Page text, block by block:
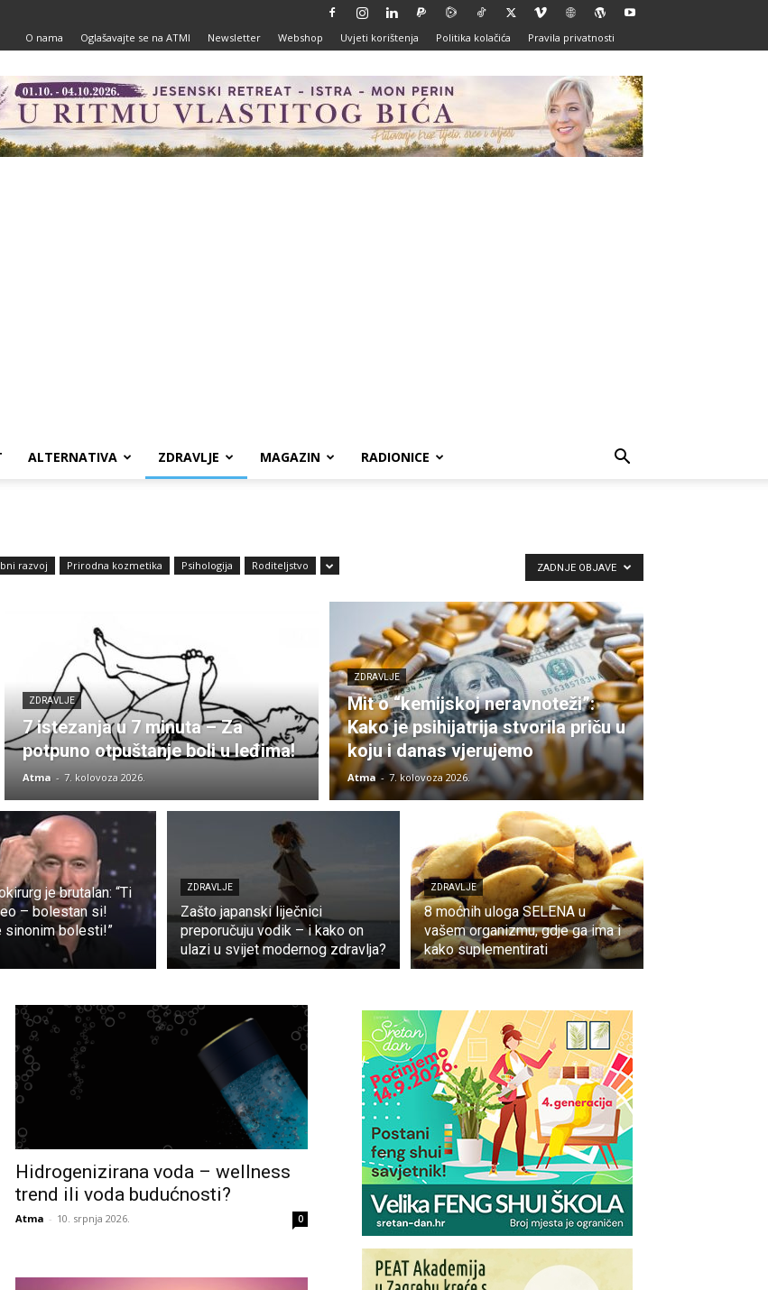
O nama Oglašavajte se na ATMI Newsletter Webshop Uvjeti korištenja Politika kolačića Pravila privatnosti
ALTERNATIVA ZDRAVLJE MAGAZIN RADIONICE
razvoj Prirodna kozmetika Psihologija Roditeljstvo ZADNJE OBJAVE
ZDRAVLJE
7 istezanja u 7 minuta – Za
potpuno otpuštanje boli u leđima!
Atma - 7. kolovoza 2026.
ZDRAVLJE
Mit o “kemijskoj neravnoteži”:
Kako je psihijatrija stvorila priču u
koju i danas vjerujemo
Atma - 7. kolovoza 2026.
je brutalan: “Ti
– bolestan si!
sinonim bolesti!”
ZDRAVLJE
Zašto japanski liječnici
preporučuju vodik – i kako on
ulazi u svijet modernog zdravlja?
ZDRAVLJE
8 moćnih uloga SELENA u
vašem organizmu, gdje ga ima i
kako suplementirati
Hidrogenizirana voda – wellness
trend ili voda budućnosti?
Atma - 10. srpnja 2026. 0